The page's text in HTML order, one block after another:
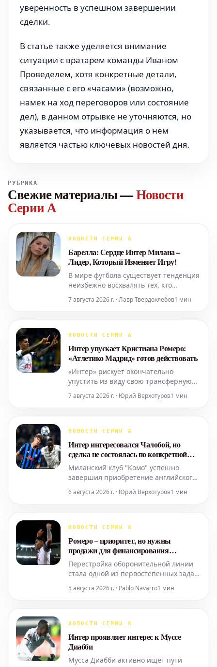
уверенность в успешном завершении
сделки.
В статье также уделяется внимание
ситуации с вратарем команды Иваном
Проведелем, хотя конкретные детали,
связанные с его «часами» (возможно,
намек на ход переговоров или состояние
дел), в данном отрывке не уточняются, но
указывается, что информация о нем
является частью ключевых новостей дня.
РУБРИКА
Свежие материалы—Новости
Серии А
НОВОСТИ СЕРИИ А
Барелла: Сердце Интер Милана –
Лидер, Который Изменяет Игру!
В мире футбола существует тенденция
неизбежно восхвалять тех, кто
забивает больше всех и отдает
идеальные голевые передачи в
7 августа 2026 г. · Лавр Твердохлебов1 мин
НОВОСТИ СЕРИИ А
Интер упускает Кристиана Ромеро:
«Атлетико Мадрид» готов действовать
«Интер» рискует окончательно
упустить из виду свою трансферную
цель – Кристиана «Кути» Ромеро.
Основная причина заключается в
себе оформить переход защитника без
из своих действующих игроков.
7 августа 2026 г. · Юрий Верхотуров1 мин
НОВОСТИ СЕРИИ А
Интер интересовался Чалобой, но
сделка не состоялась по конкретной
причине
Миланский клуб "Комо" успешно
завершил приобретение английского
защитника Трево Чалобы. Футболист
перешел из "Челси" за общую сумму
6 августа 2026 г. · Юрий Верхотуров1 мин
НОВОСТИ СЕРИИ А
Ромеро – приоритет, но нужны
продажи для финансирования
трансфера
Перестройка оборонительной линии
стала одной из первостепенных задач
для «Интера» с самого начала
трансферного окна.
5 августа 2026 г. · Pablo Navarro1 мин
НОВОСТИ СЕРИИ А
Интер проявляет интерес к Муссе
Диабби
Мусса Диабби активно ищет пути